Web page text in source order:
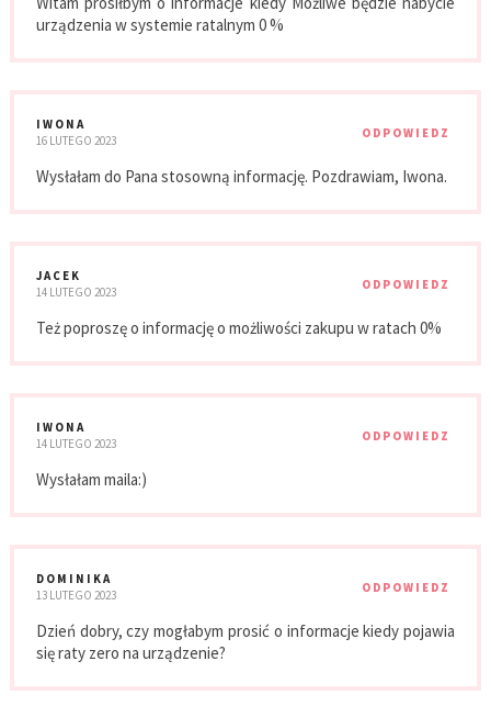
urządzenia w systemie ratalnym 0 %
IWONA
16 LUTEGO 2023
ODPOWIEDZ
Wysłałam do Pana stosowną informację. Pozdrawiam, Iwona.
JACEK
14 LUTEGO 2023
ODPOWIEDZ
Też poproszę o informację o możliwości zakupu w ratach 0%
IWONA
14 LUTEGO 2023
ODPOWIEDZ
Wysłałam maila:)
DOMINIKA
13 LUTEGO 2023
ODPOWIEDZ
Dzień dobry, czy mogłabym prosić o informacje kiedy pojawia
się raty zero na urządzenie?